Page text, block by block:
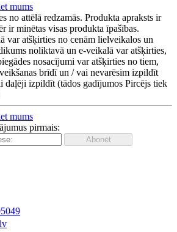
mums
no attēlā redzamās. Produkta apraksts ir
ir minētas visas produkta īpašības.
var atšķirties no cenām lielveikalos un
noliktavā un e-veikalā var atšķirties,
nosacījumi var atšķirties no tiem,
brīdī un / vai nevarēsim izpildīt
daļēji izpildīt (tādos gadījumos Pircējs tiek
mums
pirmais: